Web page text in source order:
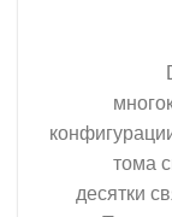
тома
десятки